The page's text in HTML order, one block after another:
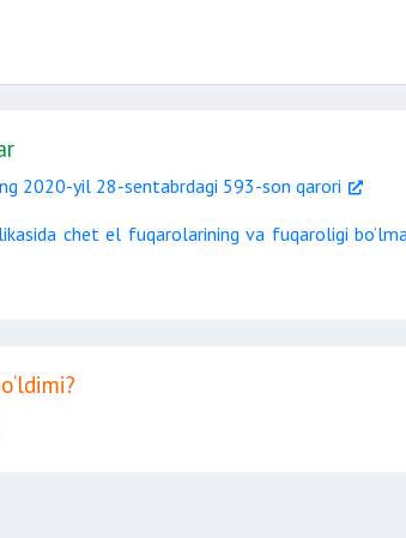
2020-yil 28-sentabrdagi 593-son qarori
chet el fuqarolarining va fuqaroligi